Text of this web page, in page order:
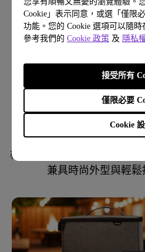
Cookie」表示同意，或選「僅限
功能。您的 Cookie 選項可以隨
參考我們的 Cookie 政策 及 隱私
Cookie
僅限必要
接受所有
配置方
俐落
極簡設計搭配高質感材質，
兼具時尚外型與輕鬆